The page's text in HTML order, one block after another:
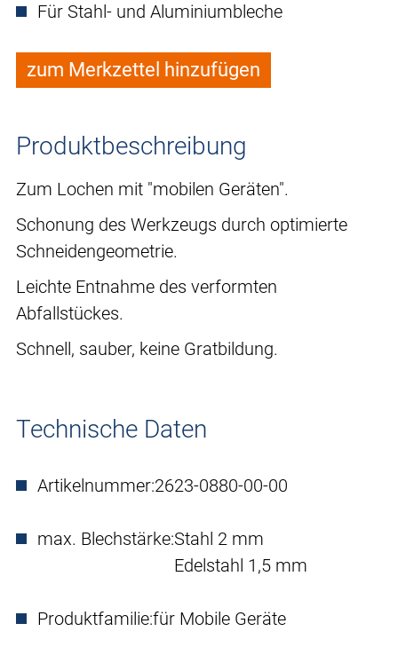
Für Stahl- und Aluminiumbleche
zum Merkzettel hinzufügen
Produktbeschreibung
Zum Lochen mit "mobilen Geräten".
Schonung des Werkzeugs durch optimierte
Schneidengeometrie.
Leichte Entnahme des verformten
Abfallstückes.
Schnell, sauber, keine Gratbildung.
Technische Daten
Artikelnummer:2623-0880-00-00
max. Blechstärke:Stahl 2 mm
Edelstahl 1,5 mm
Produktfamilie:für Mobile Geräte